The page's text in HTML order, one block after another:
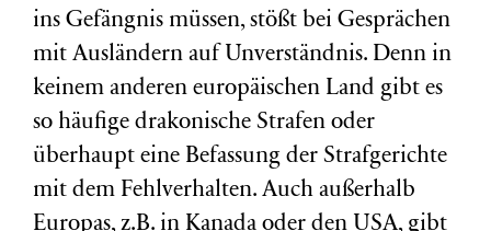
ins Gefängnis müssen, stößt bei Gesprächen
mit Ausländern auf Unverständnis. Denn in
keinem anderen europäischen Land gibt es
so häufige drakonische Strafen oder
überhaupt eine Befassung der Strafgerichte
mit dem Fehlverhalten. Auch außerhalb
Europas, z.B. in Kanada oder den USA, gibt